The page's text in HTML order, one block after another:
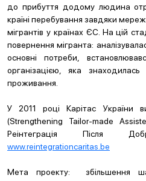
до прибуття додому людина
країні перебування завдяки
мігрантів у країнах ЄС. На цій
повернення мігранта:
основні потреби,
організацією, яка
проживання.
У 2011 році Карітас України
(Strengthening Tailor-made
Реінтеграція Після
www.reintegrationcaritas.be
Мета проекту: збільшення